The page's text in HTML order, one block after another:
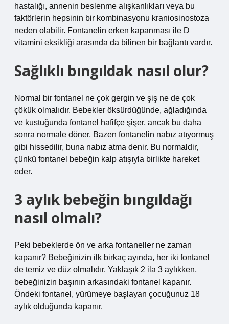
hastalığı, annenin beslenme alışkanlıkları veya bu
faktörlerin hepsinin bir kombinasyonu kraniosinostoza
neden olabilir. Fontanelin erken kapanması ile D
vitamini eksikliği arasında da bilinen bir bağlantı vardır.
Sağlıklı bıngıldak nasıl olur?
Normal bir fontanel ne çok gergin ve şiş ne de çok
çökük olmalıdır. Bebekler öksürdüğünde, ağladığında
ve kustuğunda fontanel hafifçe şişer, ancak bu daha
sonra normale döner. Bazen fontanelin nabız atıyormuş
gibi hissedilir, buna nabız atma denir. Bu normaldir,
çünkü fontanel bebeğin kalp atışıyla birlikte hareket
eder.
3 aylık bebeğin bıngıldağı
nasıl olmalı?
Peki bebeklerde ön ve arka fontaneller ne zaman
kapanır? Bebeğinizin ilk birkaç ayında, her iki fontanel
de temiz ve düz olmalıdır. Yaklaşık 2 ila 3 aylıkken,
bebeğinizin başının arkasındaki fontanel kapanır.
Öndeki fontanel, yürümeye başlayan çocuğunuz 18
aylık olduğunda kapanır.